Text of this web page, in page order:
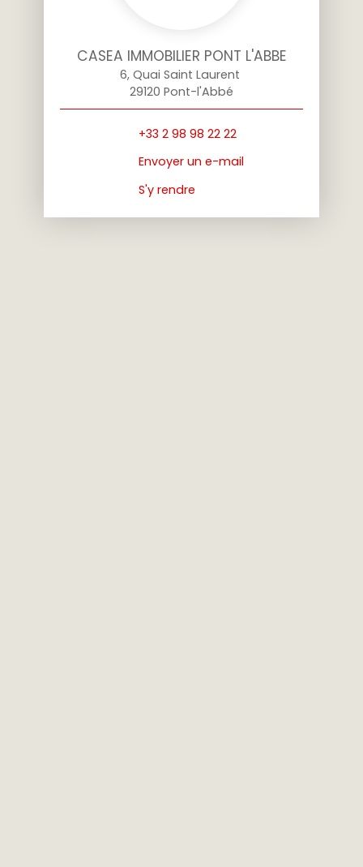
CASEA IMMOBILIER PONT L'ABBE
6, Quai Saint Laurent
29120 Pont-l'Abbé
+33 2 98 98 22 22
Envoyer un e-mail
S'y rendre